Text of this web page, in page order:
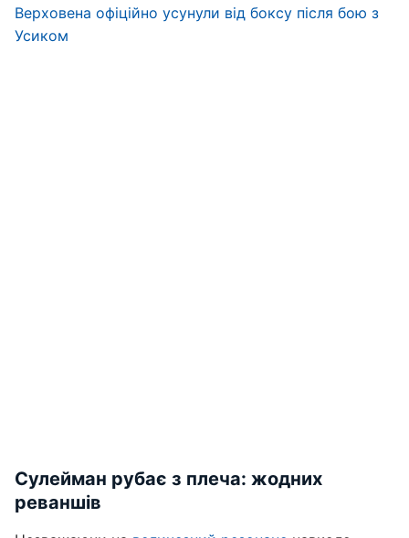
Верховена офіційно усунули від боксу після бою з
Усиком
Сулейман рубає з плеча: жодних
реваншів